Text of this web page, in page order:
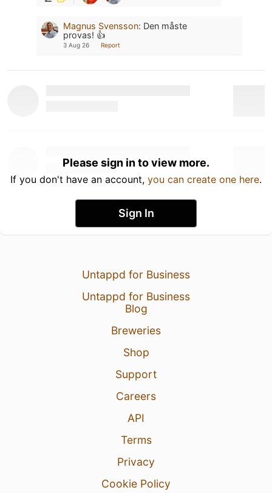
Magnus Svensson: Den måste
provas! 👍
3 Aug 26 Report
Please sign in to view more.
If you don't have an account, you can create one here.
Sign In
Untappd for Business
Untappd for Business
Blog
Breweries
Shop
Support
Careers
API
Terms
Privacy
Cookie Policy